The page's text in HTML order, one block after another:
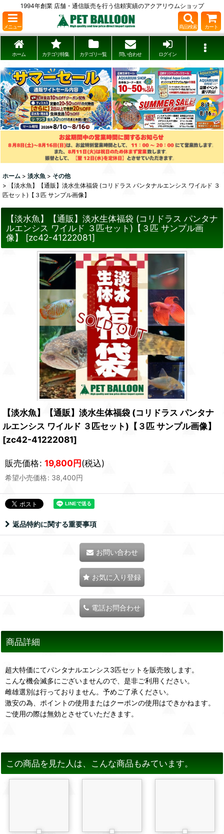
1994年創業 店舗・通信販売を行う信頼実績のアクアリウムショップ
メニュー 商品検索 カート
ホーム カテゴリ特集 カテゴリ一覧 問い合わせ ログイン
ホーム > 淡水魚 > その他
>
【淡水魚】【通販】淡水生体福袋 (コリドラス パンタナルエンシス ワイルド ３
匹セット)【３匹 サンプル画像】
【淡水魚】【通販】淡水生体福袋 (コリドラス パンタナ
ルエンシス ワイルド ３匹セット)【３匹 サンプル画
像】
[zc42-41222081]
【淡水魚】【通販】淡水生体福袋 (コリドラス パンタナ
ルエンシス ワイルド ３匹セット)【３匹 サンプル画像】
[zc42-41222081]
販売価格: 19,800円(税込)
希望小売価格: 38,400円
返品特約に関する重要事項
お問い合わせ
お気に入り登録
電話お問合わせ
商品詳細
超大特価にてパンタナルエンシス3匹セットを販売致します。
こんな機会滅多にございませんので、是非ご利用ください。
雌雄選別は行っておりません。予めご了承ください。
激安の為、ポイントの使用またはクーポンの使用はできかねます。
ご使用の際は無効とさせていただきます。
この商品を見た人は、こんな商品もみています。